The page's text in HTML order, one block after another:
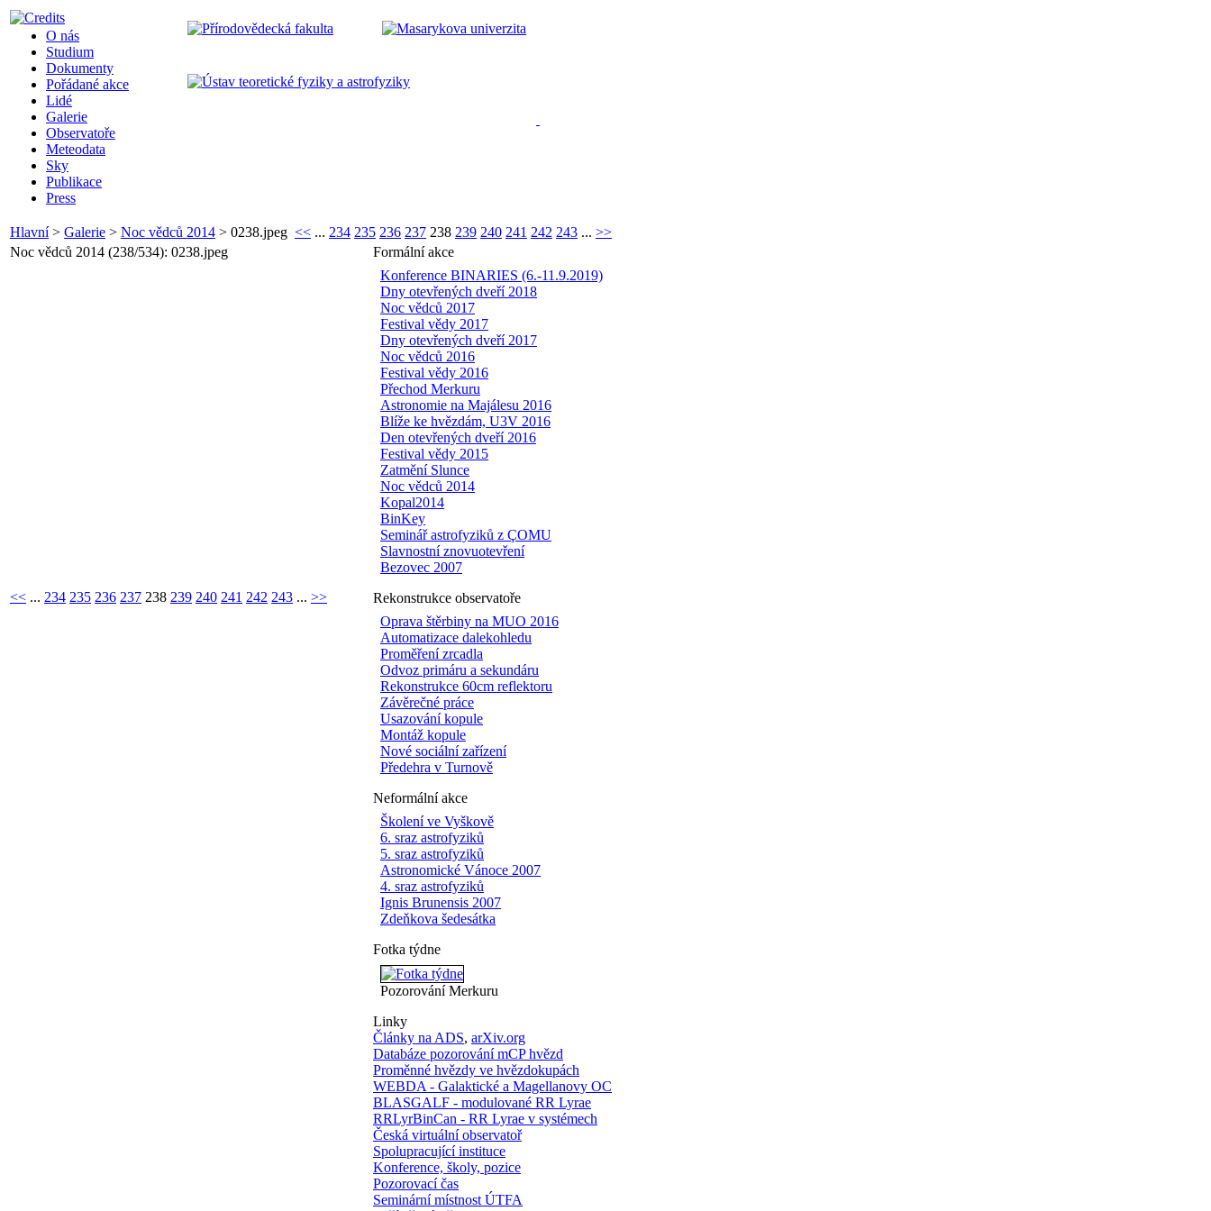
O nás
Studium
Dokumenty
Pořádané akce
Lidé
Galerie
Observatoře
Meteodata
Sky
Publikace
Press
Hlavní> Galerie > Noc vědců 2014 > 0238.jpeg << ... 234 235 236 237 238 239 240 241 242 243 ... >>
Formální akce
Konference BINARIES (6.-11.9.2019)
Dny otevřených dveří 2018
Noc vědců 2017
Festival vědy 2017
Dny otevřených dveří 2017
Noc vědců 2016
Festival vědy 2016
Přechod Merkuru
Astronomie na Majálesu 2016
Blíže ke hvězdám, U3V 2016
Den otevřených dveří 2016
Festival vědy 2015
Zatmění Slunce
Noc vědců 2014
Kopal2014
BinKey
Seminář astrofyziků z ÇOMU
Slavnostní znovuotevření
Bezovec 2007
Rekonstrukce observatoře
Oprava štěrbiny na MUO 2016
Automatizace dalekohledu
Proměření zrcadla
Odvoz primáru a sekundáru
Rekonstrukce 60cm reflektoru
Závěrečné práce
Usazování kopule
Montáž kopule
Nové sociální zařízení
Předehra v Turnově
Neformální akce
Školení ve Vyškově
6. sraz astrofyziků
5. sraz astrofyziků
Astronomické Vánoce 2007
4. sraz astrofyziků
Ignis Brunensis 2007
Zdeňkova šedesátka
Fotka týdne
Pozorování Merkuru
Linky
Články na ADS, arXiv.org
Databáze pozorování mCP hvězd
Proměnné hvězdy ve hvězdokupách
WEBDA - Galaktické a Magellanovy OC
BLASGALF - modulované RR Lyrae
RRLyrBinCan - RR Lyrae v systémech
Česká virtuální observatoř
Spolupracující instituce
Konference, školy, pozice
Pozorovací čas
Seminární místnost ÚTFA
Noc vědců 2014 (238/534): 0238.jpeg
<< ... 234 235 236 237 238 239 240 241 242 243 ... >>